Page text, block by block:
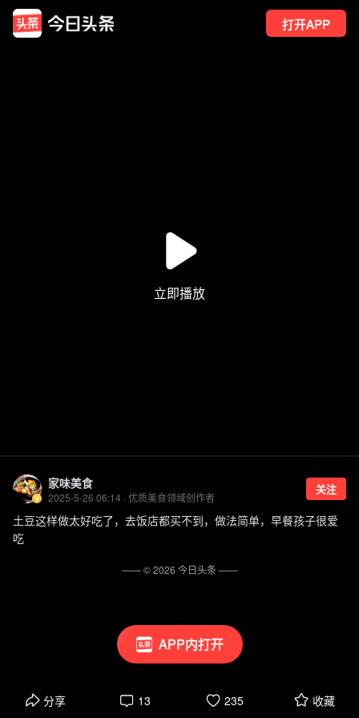
打开APP
APP内打开
家味美食
2025-5-26 06:14 · 优质美食领域创作者
关注
土豆这样做太好吃了，去饭店都买不到，做法简单，早餐孩子很爱
吃
分享 13 235 收藏
—— ©2026 今日头条——